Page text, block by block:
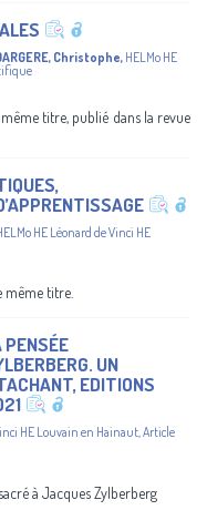
Christophe, HELMo HE
titre, publié dans la revue
HE Léonard de Vinci HE
titre.
PENSÉE
UN
EDITIONS
HE Louvain en Hainaut,Article
à Jacques Zylberberg